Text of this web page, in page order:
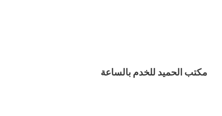
مكتب الحميد للخدم بالساعة